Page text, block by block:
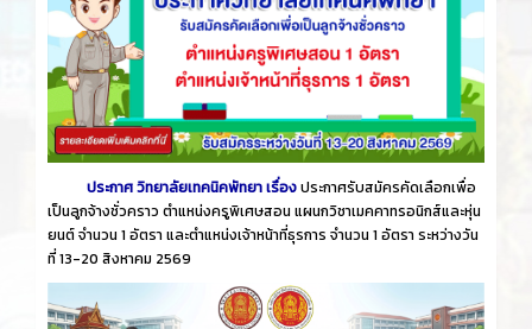
ประกาศ วิทยาลัยเทคนิคพัทยา เรื่องประกาศรับสมัครคัดเลือกเพื่อ
เป็นลูกจ้างชั่วคราว ตำแหน่งครูพิเศษสอน แผนกวิชาเมคคาทรอนิกส์และหุ่น
ยนต์ จำนวน 1 อัตรา และตำแหน่งเจ้าหน้าที่ธุรการ จำนวน 1 อัตรา ระหว่างวัน
ที่ 13-20 สิงหาคม 2569